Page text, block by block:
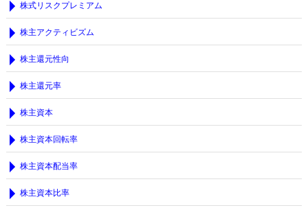
株式リスクプレミアム
株主アクティビズム
株主還元性向
株主還元率
株主資本
株主資本回転率
株主資本配当率
株主資本比率